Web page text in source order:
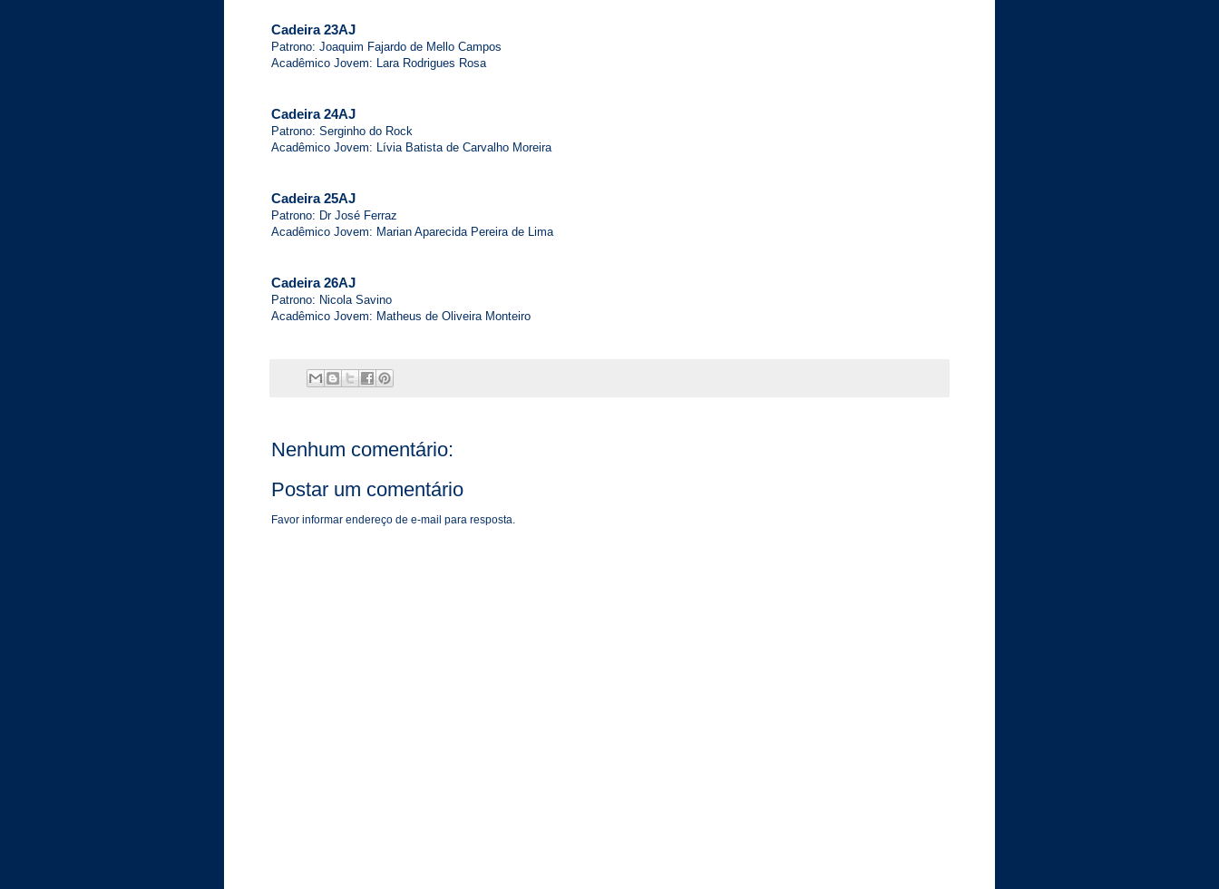
Cadeira 23AJ
Patrono: Joaquim Fajardo de Mello Campos
Acadêmico Jovem: Lara Rodrigues Rosa
Cadeira 24AJ
Patrono: Serginho do Rock
Acadêmico Jovem: Lívia Batista de Carvalho Moreira
Cadeira 25AJ
Patrono: Dr José Ferraz
Acadêmico Jovem: Marian Aparecida Pereira de Lima
Cadeira 26AJ
Patrono: Nicola Savino
Acadêmico Jovem: Matheus de Oliveira Monteiro
Nenhum comentário:
Postar um comentário
Favor informar endereço de e-mail para resposta.